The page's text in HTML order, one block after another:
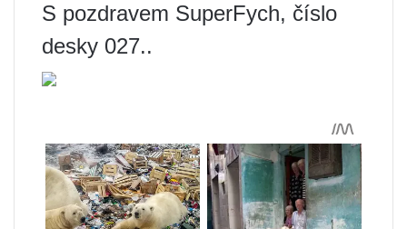
S pozdravem SuperFych, číslo
desky 027..